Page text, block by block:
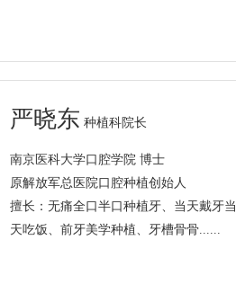
严晓东 种植科院长
南京医科大学口腔学院 博士
原解放军总医院口腔种植创始人
擅长：无痛全口半口种植牙、当天戴牙当
天吃饭、前牙美学种植、牙槽骨骨......